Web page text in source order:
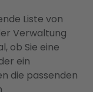
Liste von
Verwaltung
ob Sie eine
ein
die passenden